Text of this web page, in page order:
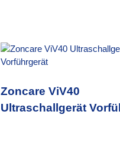
Zoncare ViV40
Ultraschallgerät